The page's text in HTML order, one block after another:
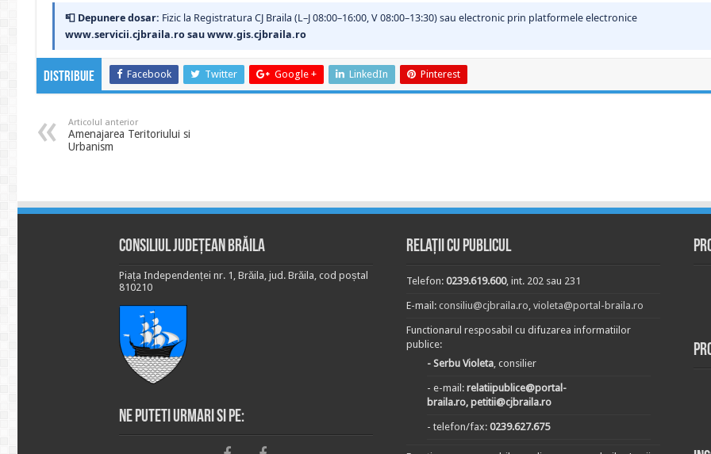
📮 Depunere dosar: Fizic la Registratura CJ Braila (L–J 08:00–16:00, V 08:00–13:30) sau electronic prin platformele electronice
www.servicii.cjbraila.ro sau www.gis.cjbraila.ro
Distribuie Facebook Twitter Google + LinkedIn Pinterest
Articolul anterior
Amenajarea Teritoriului si
Urbanism
Consiliul Județean Brăila
Piața Independenței nr. 1, Brăila, jud. Brăila, cod poștal
810210
Ne puteti urmari si pe:
Relații cu publicul
Telefon: 0239.619.600, int. 202 sau 231
E-mail: consiliu@cjbraila.ro, violeta@portal-braila.ro
Functionarul resposabil cu difuzarea informatiilor
publice:
- Serbu Violeta, consilier
- e-mail: relatiipublice@portal-
braila.ro, petitii@cjbraila.ro
- telefon/fax: 0239.627.675